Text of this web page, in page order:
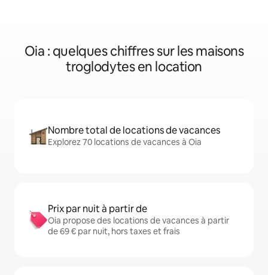
Oia : quelques chiffres sur les maisons
troglodytes en location
Nombre total de locations de vacances
Explorez 70 locations de vacances à Oia
Prix par nuit à partir de
Oia propose des locations de vacances à partir
de 69 € par nuit, hors taxes et frais